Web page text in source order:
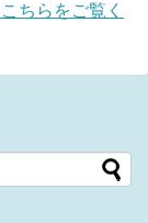
ちらをご覧く